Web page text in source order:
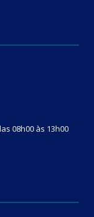
08h00 às 13h00